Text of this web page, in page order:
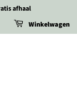
afhaal
Winkelwagen